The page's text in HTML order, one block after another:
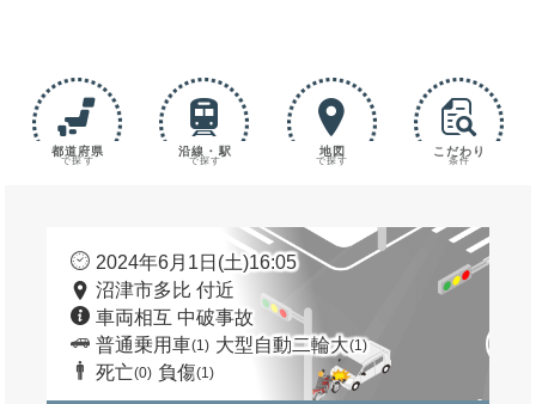
都道府県
で探す
沿線・駅
で探す
地図
で探す
こだわり
条件
2024年6月1日(土)16:05
沼津市多比 付近
車両相互 中破事故
普通乗用車(1) 大型自動二輪大(1)
死亡(0) 負傷(1)